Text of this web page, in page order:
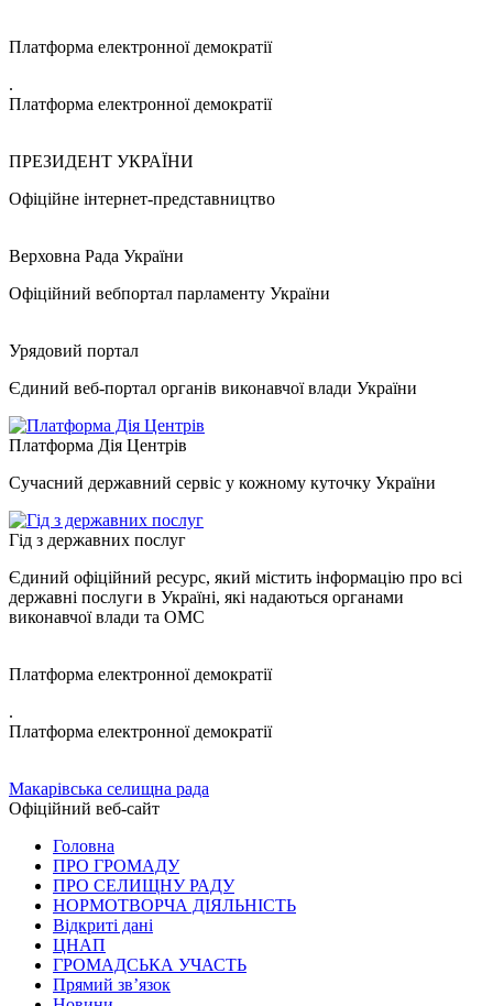
Платформа електронної демократії
.
Платформа електронної демократії
ПРЕЗИДЕНТ УКРАЇНИ
Офіційне інтернет-представництво
Верховна Рада України
Офіційний вебпортал парламенту України
Урядовий портал
Єдиний веб-портал органів виконавчої влади України
Платформа Дія Центрів
Сучасний державний сервіс у кожному куточку України
Гід з державних послуг
Єдиний офіційний ресурс, який містить інформацію про всі
державні послуги в Україні, які надаються органами
виконавчої влади та ОМС
Платформа електронної демократії
.
Платформа електронної демократії
Макарівська селищна рада
Офіційний веб-сайт
Головна
ПРО ГРОМАДУ
ПРО СЕЛИЩНУ РАДУ
НОРМОТВОРЧА ДІЯЛЬНІСТЬ
Відкриті дані
ЦНАП
ГРОМАДСЬКА УЧАСТЬ
Прямий зв’язок